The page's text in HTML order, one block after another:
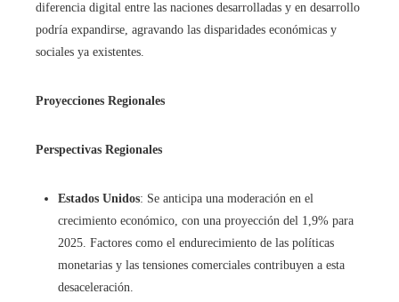
diferencia digital entre las naciones desarrolladas y en desarrollo
podría expandirse, agravando las disparidades económicas y
sociales ya existentes.
Proyecciones Regionales
Perspectivas Regionales
Estados Unidos: Se anticipa una moderación en el
crecimiento económico, con una proyección del 1,9% para
2025. Factores como el endurecimiento de las políticas
monetarias y las tensiones comerciales contribuyen a esta
desaceleración.